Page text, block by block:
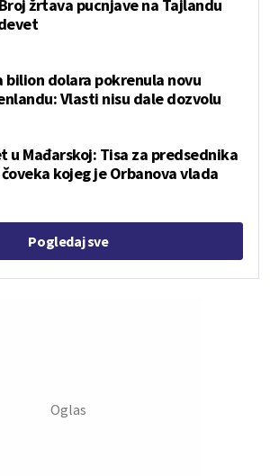
žrtava pucnjave na Tajlandu
bilion dolara pokrenula novu
Vlasti nisu dale dozvolu
u Mađarskoj: Tisa za predsednika
kojeg je Orbanova vlada
Pogledaj sve